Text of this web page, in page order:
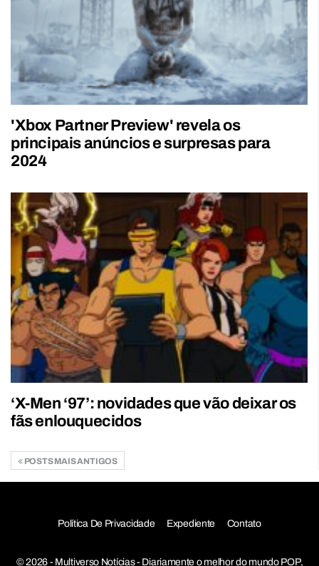
'Xbox Partner Preview' revela os
principais anúncios e surpresas para
2024
‘X-Men ‘97’: novidades que vão deixar os
fãs enlouquecidos
POSTS MAIS ANTIGOS
Política De Privacidade Expediente Contato
© 2026 - Multiverso Notícias - Diariamente o melhor do mundo POP,